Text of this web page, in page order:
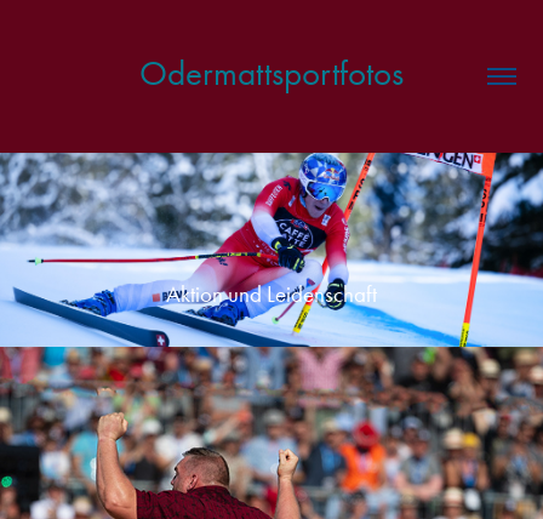
Odermattsportfotos
Aktion und Leidenschaft